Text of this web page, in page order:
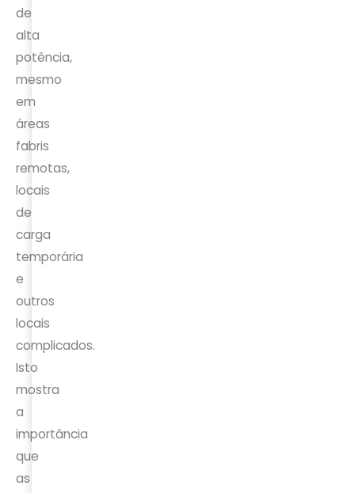
de
alta
potência,
mesmo
em
áreas
fabris
remotas,
locais
de
carga
temporária
e
outros
locais
complicados.
Isto
mostra
a
importância
que
as